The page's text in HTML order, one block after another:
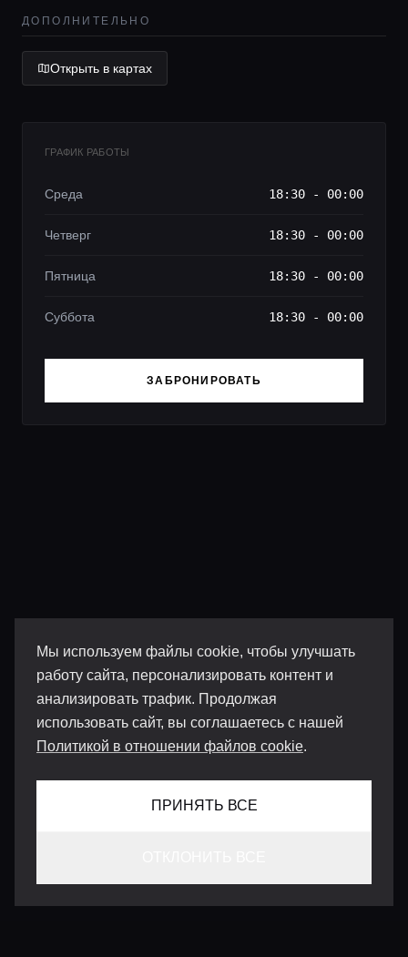
Мы используем файлы cookie, чтобы улучшать
работу сайта, персонализировать контент и
анализировать трафик. Продолжая
использовать сайт, вы соглашаетесь с нашей
Политикой в отношении файлов cookie.
ПРИНЯТЬ ВСЕ
Lifestyle журнал
ДОПОЛНИТЕЛЬНО
Открыть в картах
ГРАФИК РАБОТЫ
Среда 18:30 - 00:00
Четверг 18:30 - 00:00
Пятница 18:30 - 00:00
Суббота 18:30 - 00:00
ЗАБРОНИРОВАТЬ